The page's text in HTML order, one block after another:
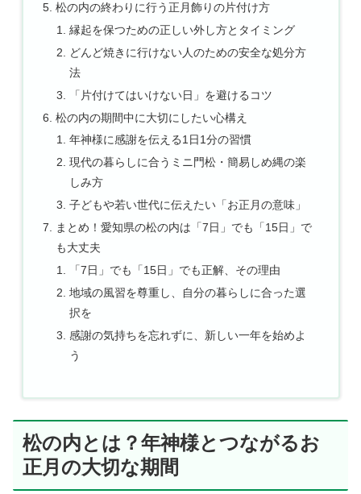
松の内の終わりに行う正月飾りの片付け方
縁起を保つための正しい外し方とタイミング
どんど焼きに行けない人のための安全な処分方
法
「片付けてはいけない日」を避けるコツ
松の内の期間中に大切にしたい心構え
年神様に感謝を伝える1日1分の習慣
現代の暮らしに合うミニ門松・簡易しめ縄の楽
しみ方
子どもや若い世代に伝えたい「お正月の意味」
まとめ！愛知県の松の内は「7日」でも「15日」で
も大丈夫
「7日」でも「15日」でも正解、その理由
地域の風習を尊重し、自分の暮らしに合った選
択を
感謝の気持ちを忘れずに、新しい一年を始めよ
う
松の内とは？年神様とつながるお
正月の大切な期間